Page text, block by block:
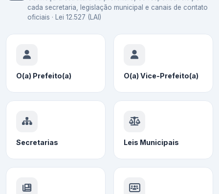
cada secretaria, legislação municipal e canais de contato
oficiais · Lei 12.527 (LAI)
O(a) Prefeito(a) O(a) Vice-Prefeito(a)
Secretarias Leis Municipais